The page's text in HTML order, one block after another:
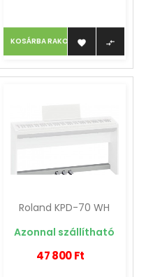
KOSÁRBA RAKOM  
Roland KPD-70 WH
Azonnal szállítható
47 800 Ft